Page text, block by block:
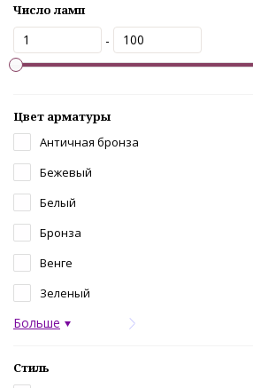
Число ламп
-
Цвет арматуры
Античная бронза
Бежевый
Белый
Бронза
Венге
Зеленый
Больше
Стиль